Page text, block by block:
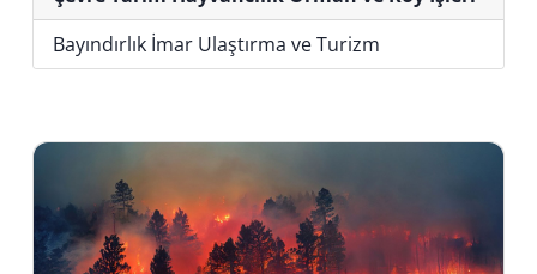
Bayındırlık İmar Ulaştırma ve Turizm